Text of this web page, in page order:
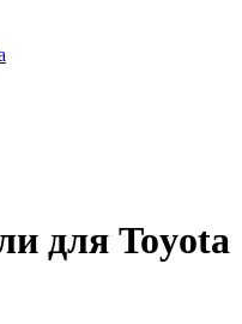
для Toyota